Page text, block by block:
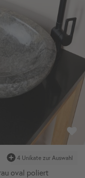
oval poliert